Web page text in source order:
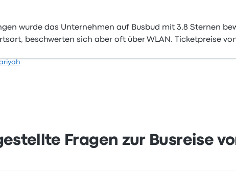
wurde das Unternehmen auf Busbud mit 3.8 Sternen
beschwerten sich aber oft über WLAN. Ticketpreise
Fragen zur Busreise